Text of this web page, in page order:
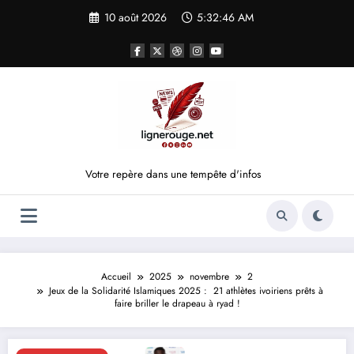
10 août 2026 5:32:46 AM
Votre repère dans une tempête d'infos
Accueil 2025 novembre
2
Jeux de la Solidarité Islamiques 2025 : 21 athlètes ivoiriens prêts à
faire briller le drapeau à ryad !